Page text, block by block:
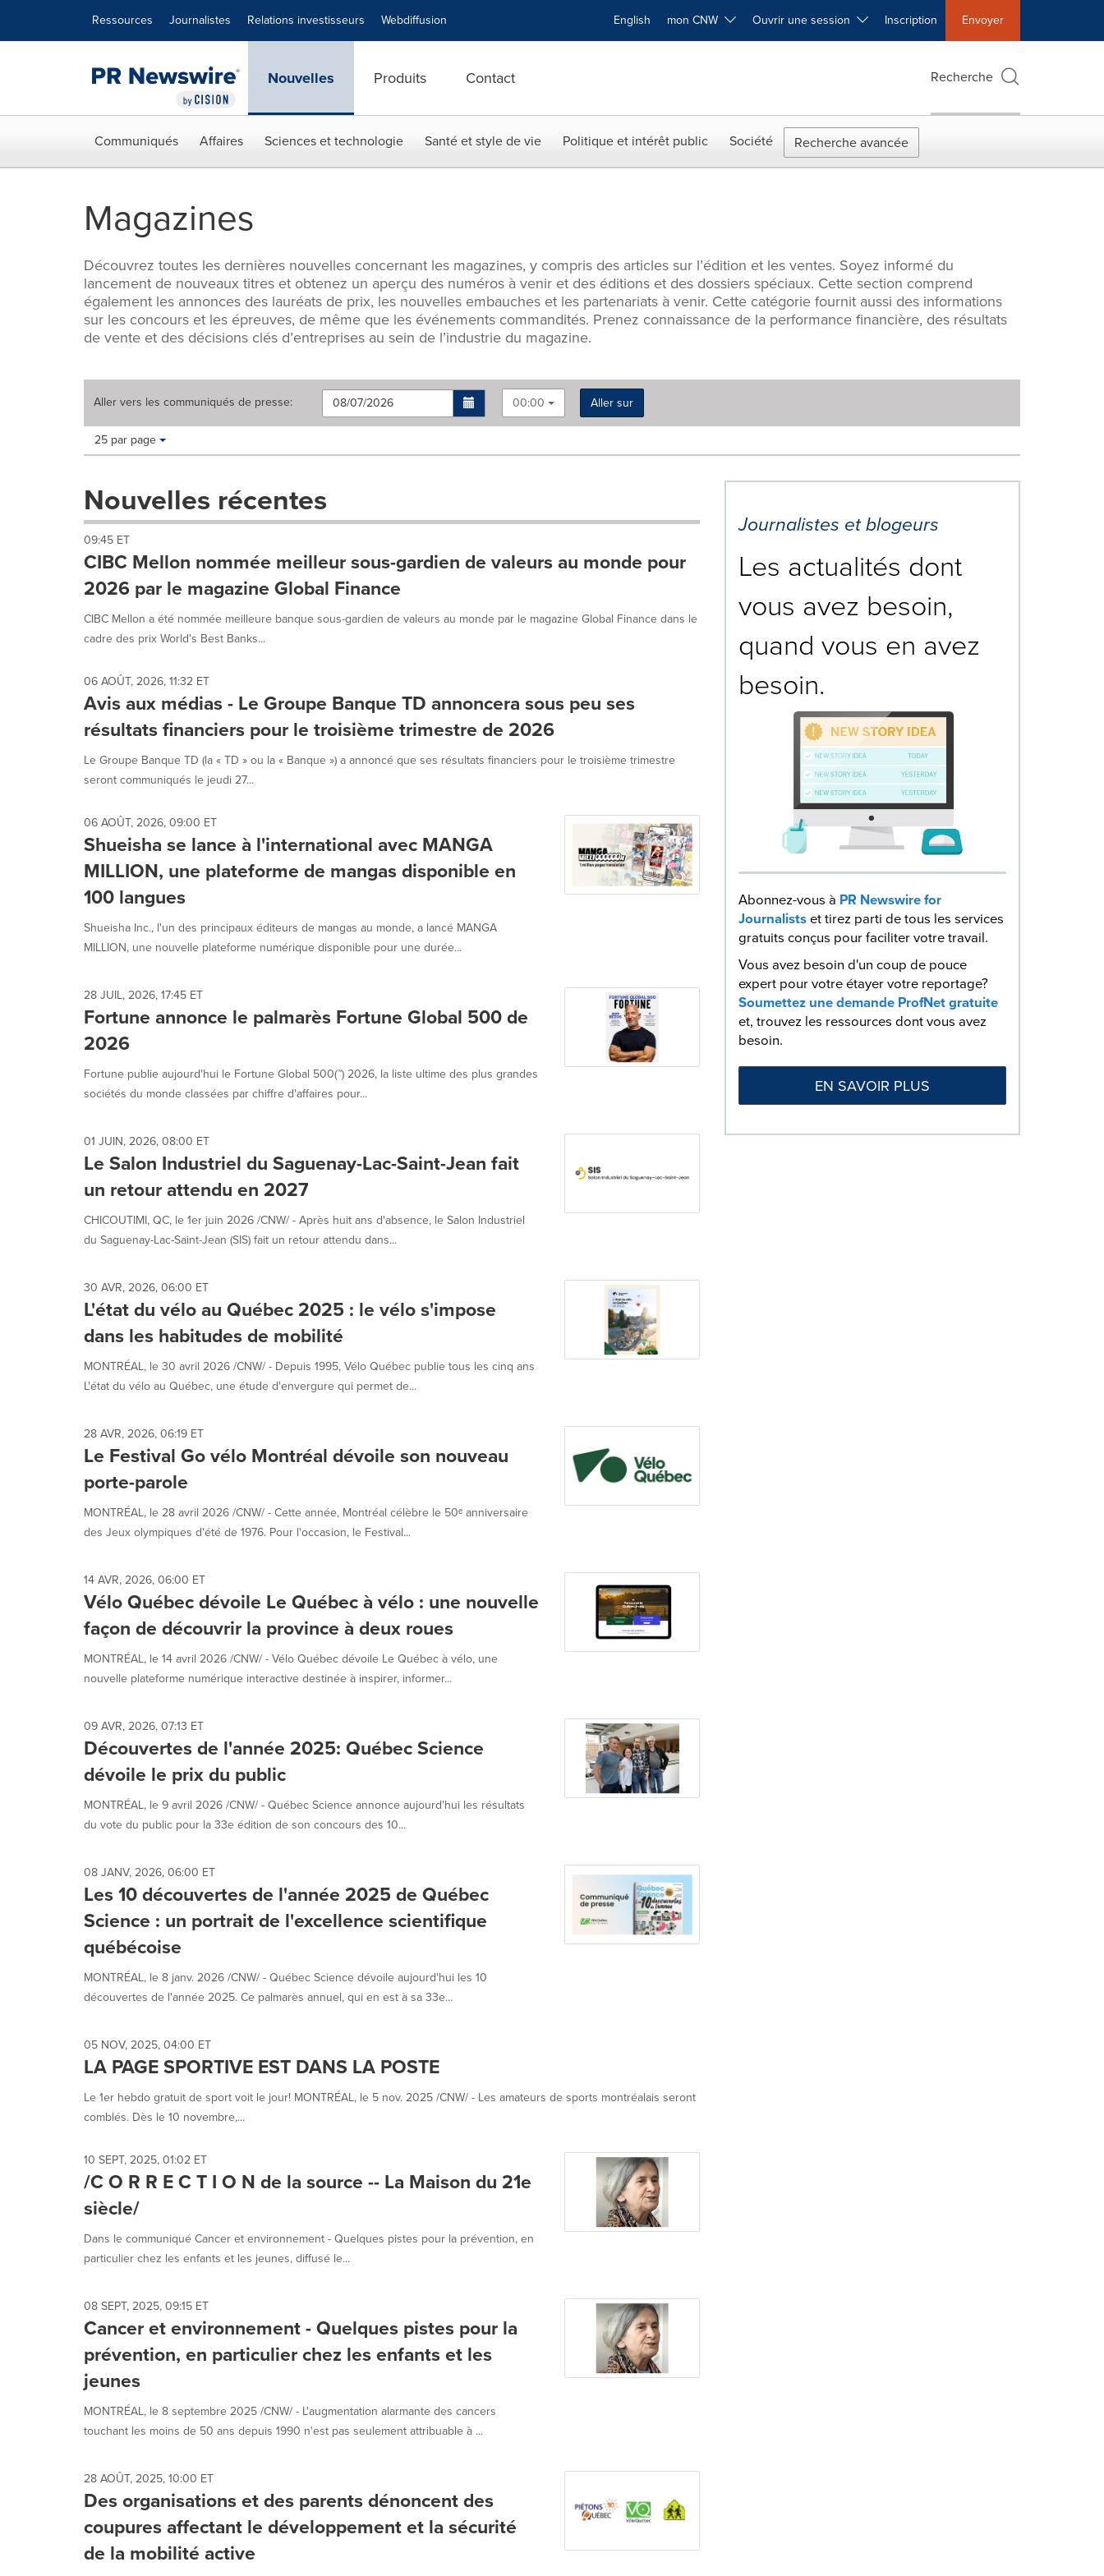
Ressources Journalistes Relations investisseurs Webdiffusion English mon CNW Ouvrir une session Inscription Envoyer
Nouvelles Produits Contact Recherche
Communiqués Affaires Sciences et technologie Santé et style de vie Politique et intérêt public Société Recherche avancée
Magazines
Découvrez toutes les dernières nouvelles concernant les magazines, y compris des articles sur l’édition et les ventes. Soyez informé du
lancement de nouveaux titres et obtenez un aperçu des numéros à venir et des éditions et des dossiers spéciaux. Cette section comprend
également les annonces des lauréats de prix, les nouvelles embauches et les partenariats à venir. Cette catégorie fournit aussi des informations
sur les concours et les épreuves, de même que les événements commandités. Prenez connaissance de la performance financière, des résultats
de vente et des décisions clés d’entreprises au sein de l’industrie du magazine.
Aller vers les communiqués de presse: 00:00
Aller sur
Making
these
dropdown
cause
content
on
this
page
change.
listings
will
update
as
option
is
Items per page:
25 par page
Nouvelles récentes
09:45 ET
CIBC Mellon nommée meilleur sous-gardien de valeurs au monde pour
2026 par le magazine Global Finance
CIBC Mellon a été nommée meilleure banque sous-gardien de valeurs au monde par le magazine Global Finance dans le
cadre des prix World's Best Banks...
06 AOÛT, 2026, 11:32 ET
Avis aux médias - Le Groupe Banque TD annoncera sous peu ses
résultats financiers pour le troisième trimestre de 2026
Le Groupe Banque TD (la « TD » ou la « Banque ») a annoncé que ses résultats financiers pour le troisième trimestre
seront communiqués le jeudi 27...
06 AOÛT, 2026, 09:00 ET
Shueisha se lance à l'international avec MANGA
MILLION, une plateforme de mangas disponible en
100 langues
Shueisha Inc., l'un des principaux éditeurs de mangas au monde, a lancé MANGA
MILLION, une nouvelle plateforme numérique disponible pour une durée...
28 JUIL, 2026, 17:45 ET
Fortune annonce le palmarès Fortune Global 500 de
2026
Fortune publie aujourd'hui le Fortune Global 500(™) 2026, la liste ultime des plus grandes
sociétés du monde classées par chiffre d'affaires pour...
01 JUIN, 2026, 08:00 ET
Le Salon Industriel du Saguenay-Lac-Saint-Jean fait
un retour attendu en 2027
CHICOUTIMI, QC, le 1er juin 2026 /CNW/ - Après huit ans d'absence, le Salon Industriel
du Saguenay-Lac-Saint-Jean (SIS) fait un retour attendu dans...
30 AVR, 2026, 06:00 ET
L'état du vélo au Québec 2025 : le vélo s'impose
dans les habitudes de mobilité
MONTRÉAL, le 30 avril 2026 /CNW/ - Depuis 1995, Vélo Québec publie tous les cinq ans
L'état du vélo au Québec, une étude d'envergure qui permet de...
28 AVR, 2026, 06:19 ET
Le Festival Go vélo Montréal dévoile son nouveau
porte-parole
MONTRÉAL, le 28 avril 2026 /CNW/ - Cette année, Montréal célèbre le 50ᵉ anniversaire
des Jeux olympiques d'été de 1976. Pour l'occasion, le Festival...
14 AVR, 2026, 06:00 ET
Vélo Québec dévoile Le Québec à vélo : une nouvelle
façon de découvrir la province à deux roues
MONTRÉAL, le 14 avril 2026 /CNW/ - Vélo Québec dévoile Le Québec à vélo, une
nouvelle plateforme numérique interactive destinée à inspirer, informer...
09 AVR, 2026, 07:13 ET
Découvertes de l'année 2025: Québec Science
dévoile le prix du public
MONTRÉAL, le 9 avril 2026 /CNW/ - Québec Science annonce aujourd'hui les résultats
du vote du public pour la 33e édition de son concours des 10...
08 JANV, 2026, 06:00 ET
Les 10 découvertes de l'année 2025 de Québec
Science : un portrait de l'excellence scientifique
québécoise
MONTRÉAL, le 8 janv. 2026 /CNW/ - Québec Science dévoile aujourd'hui les 10
découvertes de l'année 2025. Ce palmarès annuel, qui en est à sa 33e...
05 NOV, 2025, 04:00 ET
LA PAGE SPORTIVE EST DANS LA POSTE
Le 1er hebdo gratuit de sport voit le jour! MONTRÉAL, le 5 nov. 2025 /CNW/ - Les amateurs de sports montréalais seront
comblés. Dès le 10 novembre,...
10 SEPT, 2025, 01:02 ET
/C O R R E C T I O N de la source -- La Maison du 21e
siècle/
Dans le communiqué Cancer et environnement - Quelques pistes pour la prévention, en
particulier chez les enfants et les jeunes, diffusé le...
08 SEPT, 2025, 09:15 ET
Cancer et environnement - Quelques pistes pour la
prévention, en particulier chez les enfants et les
jeunes
MONTRÉAL, le 8 septembre 2025 /CNW/ - L'augmentation alarmante des cancers
touchant les moins de 50 ans depuis 1990 n'est pas seulement attribuable à ...
28 AOÛT, 2025, 10:00 ET
Des organisations et des parents dénoncent des
coupures affectant le développement et la sécurité
de la mobilité active
Journalistes et blogeurs
Les actualités dont
vous avez besoin,
quand vous en avez
besoin.
Abonnez-vous à PR Newswire for
Journalistset tirez parti de tous les services
gratuits conçus pour faciliter votre travail.
Vous avez besoin d'un coup de pouce
expert pour votre étayer votre reportage?
Soumettez une demande ProfNet gratuite
et, trouvez les ressources dont vous avez
besoin.
EN SAVOIR PLUS